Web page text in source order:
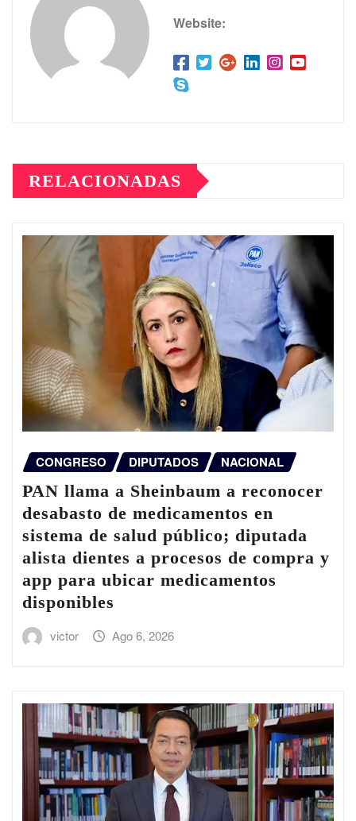
Website:
RELACIONADAS
CONGRESO DIPUTADOS NACIONAL
PAN llama a Sheinbaum a reconocer
desabasto de medicamentos en
sistema de salud público; diputada
alista dientes a procesos de compra y
app para ubicar medicamentos
disponibles
victor Ago 6, 2026